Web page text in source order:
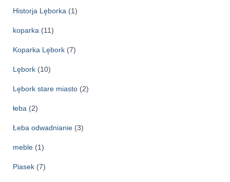
Historja Lęborka (1)
koparka (11)
Koparka Lębork (7)
Lębork (10)
Lębork stare miasto (2)
łeba (2)
Łeba odwadnianie (3)
meble (1)
Piasek (7)